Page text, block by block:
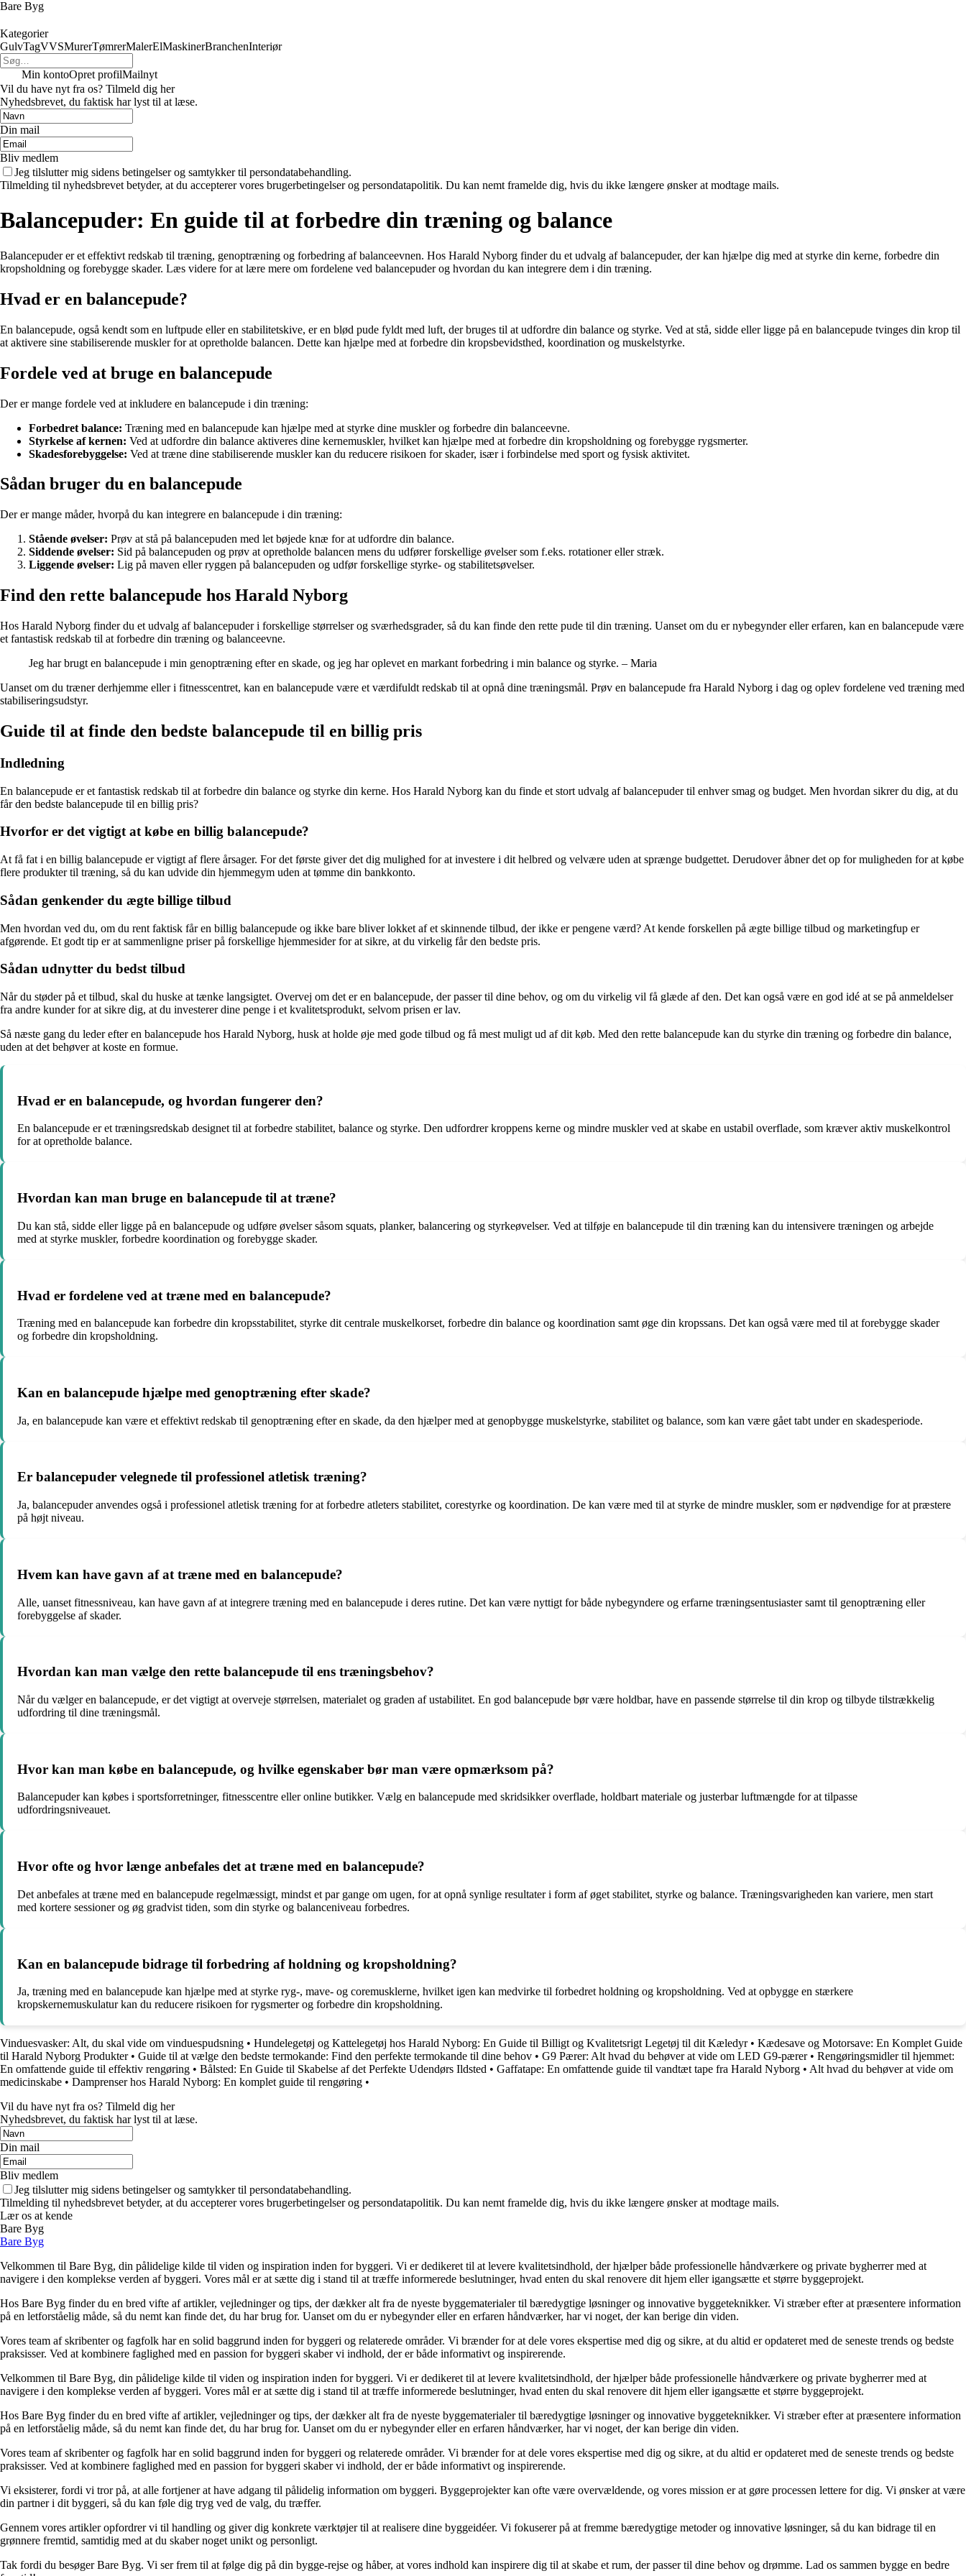
Bare Byg
Kategorier
GulvTagVVSMurerTømrerMalerElMaskinerBranchenInteriør
Min kontoOpret profilMailnyt
Vil du have nyt fra os? Tilmeld dig her
Nyhedsbrevet, du faktisk har lyst til at læse.
Din mail
Bliv medlem
Jeg tilslutter mig sidens betingelser og samtykker til persondatabehandling.
Tilmelding til nyhedsbrevet betyder, at du accepterer vores brugerbetingelser og persondatapolitik. Du kan nemt framelde dig, hvis du ikke længere ønsker at modtage mails.
Balancepuder: En guide til at forbedre din træning og balance
Balancepuder er et effektivt redskab til træning, genoptræning og forbedring af balanceevnen. Hos Harald Nyborg finder du et udvalg af balancepuder, der kan hjælpe dig med at styrke din kerne, forbedre din
kropsholdning og forebygge skader. Læs videre for at lære mere om fordelene ved balancepuder og hvordan du kan integrere dem i din træning.
Hvad er en balancepude?
En balancepude, også kendt som en luftpude eller en stabilitetskive, er en blød pude fyldt med luft, der bruges til at udfordre din balance og styrke. Ved at stå, sidde eller ligge på en balancepude tvinges din krop til
at aktivere sine stabiliserende muskler for at opretholde balancen. Dette kan hjælpe med at forbedre din kropsbevidsthed, koordination og muskelstyrke.
Fordele ved at bruge en balancepude
Der er mange fordele ved at inkludere en balancepude i din træning:
Forbedret balance: Træning med en balancepude kan hjælpe med at styrke dine muskler og forbedre din balanceevne.
Styrkelse af kernen: Ved at udfordre din balance aktiveres dine kernemuskler, hvilket kan hjælpe med at forbedre din kropsholdning og forebygge rygsmerter.
Skadesforebyggelse: Ved at træne dine stabiliserende muskler kan du reducere risikoen for skader, især i forbindelse med sport og fysisk aktivitet.
Sådan bruger du en balancepude
Der er mange måder, hvorpå du kan integrere en balancepude i din træning:
Stående øvelser: Prøv at stå på balancepuden med let bøjede knæ for at udfordre din balance.
Siddende øvelser: Sid på balancepuden og prøv at opretholde balancen mens du udfører forskellige øvelser som f.eks. rotationer eller stræk.
Liggende øvelser: Lig på maven eller ryggen på balancepuden og udfør forskellige styrke- og stabilitetsøvelser.
Find den rette balancepude hos Harald Nyborg
Hos Harald Nyborg finder du et udvalg af balancepuder i forskellige størrelser og sværhedsgrader, så du kan finde den rette pude til din træning. Uanset om du er nybegynder eller erfaren, kan en balancepude være
et fantastisk redskab til at forbedre din træning og balanceevne.
Jeg har brugt en balancepude i min genoptræning efter en skade, og jeg har oplevet en markant forbedring i min balance og styrke. – Maria
Uanset om du træner derhjemme eller i fitnesscentret, kan en balancepude være et værdifuldt redskab til at opnå dine træningsmål. Prøv en balancepude fra Harald Nyborg i dag og oplev fordelene ved træning med
stabiliseringsudstyr.
Guide til at finde den bedste balancepude til en billig pris
Indledning
En balancepude er et fantastisk redskab til at forbedre din balance og styrke din kerne. Hos Harald Nyborg kan du finde et stort udvalg af balancepuder til enhver smag og budget. Men hvordan sikrer du dig, at du
får den bedste balancepude til en billig pris?
Hvorfor er det vigtigt at købe en billig balancepude?
At få fat i en billig balancepude er vigtigt af flere årsager. For det første giver det dig mulighed for at investere i dit helbred og velvære uden at sprænge budgettet. Derudover åbner det op for muligheden for at købe
flere produkter til træning, så du kan udvide din hjemmegym uden at tømme din bankkonto.
Sådan genkender du ægte billige tilbud
Men hvordan ved du, om du rent faktisk får en billig balancepude og ikke bare bliver lokket af et skinnende tilbud, der ikke er pengene værd? At kende forskellen på ægte billige tilbud og marketingfup er
afgørende. Et godt tip er at sammenligne priser på forskellige hjemmesider for at sikre, at du virkelig får den bedste pris.
Sådan udnytter du bedst tilbud
Når du støder på et tilbud, skal du huske at tænke langsigtet. Overvej om det er en balancepude, der passer til dine behov, og om du virkelig vil få glæde af den. Det kan også være en god idé at se på anmeldelser
fra andre kunder for at sikre dig, at du investerer dine penge i et kvalitetsprodukt, selvom prisen er lav.
Så næste gang du leder efter en balancepude hos Harald Nyborg, husk at holde øje med gode tilbud og få mest muligt ud af dit køb. Med den rette balancepude kan du styrke din træning og forbedre din balance,
uden at det behøver at koste en formue.
Hvad er en balancepude, og hvordan fungerer den?
En balancepude er et træningsredskab designet til at forbedre stabilitet, balance og styrke. Den udfordrer kroppens kerne og mindre muskler ved at skabe en ustabil overflade, som kræver aktiv muskelkontrol
for at opretholde balance.
Hvordan kan man bruge en balancepude til at træne?
Du kan stå, sidde eller ligge på en balancepude og udføre øvelser såsom squats, planker, balancering og styrkeøvelser. Ved at tilføje en balancepude til din træning kan du intensivere træningen og arbejde
med at styrke muskler, forbedre koordination og forebygge skader.
Hvad er fordelene ved at træne med en balancepude?
Træning med en balancepude kan forbedre din kropsstabilitet, styrke dit centrale muskelkorset, forbedre din balance og koordination samt øge din kropssans. Det kan også være med til at forebygge skader
og forbedre din kropsholdning.
Kan en balancepude hjælpe med genoptræning efter skade?
Ja, en balancepude kan være et effektivt redskab til genoptræning efter en skade, da den hjælper med at genopbygge muskelstyrke, stabilitet og balance, som kan være gået tabt under en skadesperiode.
Er balancepuder velegnede til professionel atletisk træning?
Ja, balancepuder anvendes også i professionel atletisk træning for at forbedre atleters stabilitet, corestyrke og koordination. De kan være med til at styrke de mindre muskler, som er nødvendige for at præstere
på højt niveau.
Hvem kan have gavn af at træne med en balancepude?
Alle, uanset fitnessniveau, kan have gavn af at integrere træning med en balancepude i deres rutine. Det kan være nyttigt for både nybegyndere og erfarne træningsentusiaster samt til genoptræning eller
forebyggelse af skader.
Hvordan kan man vælge den rette balancepude til ens træningsbehov?
Når du vælger en balancepude, er det vigtigt at overveje størrelsen, materialet og graden af ustabilitet. En god balancepude bør være holdbar, have en passende størrelse til din krop og tilbyde tilstrækkelig
udfordring til dine træningsmål.
Hvor kan man købe en balancepude, og hvilke egenskaber bør man være opmærksom på?
Balancepuder kan købes i sportsforretninger, fitnesscentre eller online butikker. Vælg en balancepude med skridsikker overflade, holdbart materiale og justerbar luftmængde for at tilpasse
udfordringsniveauet.
Hvor ofte og hvor længe anbefales det at træne med en balancepude?
Det anbefales at træne med en balancepude regelmæssigt, mindst et par gange om ugen, for at opnå synlige resultater i form af øget stabilitet, styrke og balance. Træningsvarigheden kan variere, men start
med kortere sessioner og øg gradvist tiden, som din styrke og balanceniveau forbedres.
Kan en balancepude bidrage til forbedring af holdning og kropsholdning?
Ja, træning med en balancepude kan hjælpe med at styrke ryg-, mave- og coremusklerne, hvilket igen kan medvirke til forbedret holdning og kropsholdning. Ved at opbygge en stærkere
kropskernemuskulatur kan du reducere risikoen for rygsmerter og forbedre din kropsholdning.
Vinduesvasker: Alt, du skal vide om vinduespudsning • Hundelegetøj og Kattelegetøj hos Harald Nyborg: En Guide til Billigt og Kvalitetsrigt Legetøj til dit Kæledyr• Kædesave og Motorsave: En Komplet Guide
til Harald Nyborg Produkter• Guide til at vælge den bedste termokande: Find den perfekte termokande til dine behov • G9 Pærer: Alt hvad du behøver at vide om LED G9-pærer• Rengøringsmidler til hjemmet:
En omfattende guide til effektiv rengøring • Bålsted: En Guide til Skabelse af det Perfekte Udendørs Ildsted • Gaffatape: En omfattende guide til vandtæt tape fra Harald Nyborg • Alt hvad du behøver at vide om
medicinskabe • Damprenser hos Harald Nyborg: En komplet guide til rengøring •
Vil du have nyt fra os? Tilmeld dig her
Nyhedsbrevet, du faktisk har lyst til at læse.
Din mail
Bliv medlem
Jeg tilslutter mig sidens betingelser og samtykker til persondatabehandling.
Tilmelding til nyhedsbrevet betyder, at du accepterer vores brugerbetingelser og persondatapolitik. Du kan nemt framelde dig, hvis du ikke længere ønsker at modtage mails.
Lær os at kende
Bare Byg
Bare Byg
Velkommen til Bare Byg, din pålidelige kilde til viden og inspiration inden for byggeri. Vi er dedikeret til at levere kvalitetsindhold, der hjælper både professionelle håndværkere og private bygherrer med at
navigere i den komplekse verden af byggeri. Vores mål er at sætte dig i stand til at træffe informerede beslutninger, hvad enten du skal renovere dit hjem eller igangsætte et større byggeprojekt.
Hos Bare Byg finder du en bred vifte af artikler, vejledninger og tips, der dækker alt fra de nyeste byggematerialer til bæredygtige løsninger og innovative byggeteknikker. Vi stræber efter at præsentere information
på en letforståelig måde, så du nemt kan finde det, du har brug for. Uanset om du er nybegynder eller en erfaren håndværker, har vi noget, der kan berige din viden.
Vores team af skribenter og fagfolk har en solid baggrund inden for byggeri og relaterede områder. Vi brænder for at dele vores ekspertise med dig og sikre, at du altid er opdateret med de seneste trends og bedste
praksisser. Ved at kombinere faglighed med en passion for byggeri skaber vi indhold, der er både informativt og inspirerende.
Velkommen til Bare Byg, din pålidelige kilde til viden og inspiration inden for byggeri. Vi er dedikeret til at levere kvalitetsindhold, der hjælper både professionelle håndværkere og private bygherrer med at
navigere i den komplekse verden af byggeri. Vores mål er at sætte dig i stand til at træffe informerede beslutninger, hvad enten du skal renovere dit hjem eller igangsætte et større byggeprojekt.
Hos Bare Byg finder du en bred vifte af artikler, vejledninger og tips, der dækker alt fra de nyeste byggematerialer til bæredygtige løsninger og innovative byggeteknikker. Vi stræber efter at præsentere information
på en letforståelig måde, så du nemt kan finde det, du har brug for. Uanset om du er nybegynder eller en erfaren håndværker, har vi noget, der kan berige din viden.
Vores team af skribenter og fagfolk har en solid baggrund inden for byggeri og relaterede områder. Vi brænder for at dele vores ekspertise med dig og sikre, at du altid er opdateret med de seneste trends og bedste
praksisser. Ved at kombinere faglighed med en passion for byggeri skaber vi indhold, der er både informativt og inspirerende.
Vi eksisterer, fordi vi tror på, at alle fortjener at have adgang til pålidelig information om byggeri. Byggeprojekter kan ofte være overvældende, og vores mission er at gøre processen lettere for dig. Vi ønsker at være
din partner i dit byggeri, så du kan føle dig tryg ved de valg, du træffer.
Gennem vores artikler opfordrer vi til handling og giver dig konkrete værktøjer til at realisere dine byggeidéer. Vi fokuserer på at fremme bæredygtige metoder og innovative løsninger, så du kan bidrage til en
grønnere fremtid, samtidig med at du skaber noget unikt og personligt.
Tak fordi du besøger Bare Byg. Vi ser frem til at følge dig på din bygge-rejse og håber, at vores indhold kan inspirere dig til at skabe et rum, der passer til dine behov og drømme. Lad os sammen bygge en bedre